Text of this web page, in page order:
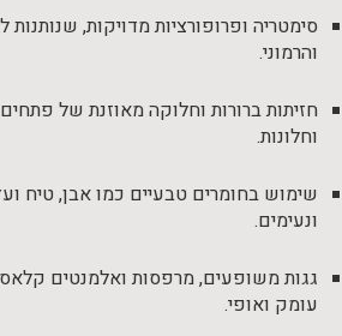
סימטריה ופרופורציות מדויקות,
והרמוני.
חזיתות ברורות וחלוקה מאוזנת של
וחלונות.
שימוש בחומרים טבעיים כמו אבן, טיח
ונעימים.
גגות משופעים, מרפסות ואלמנטים
עומק ואופי.